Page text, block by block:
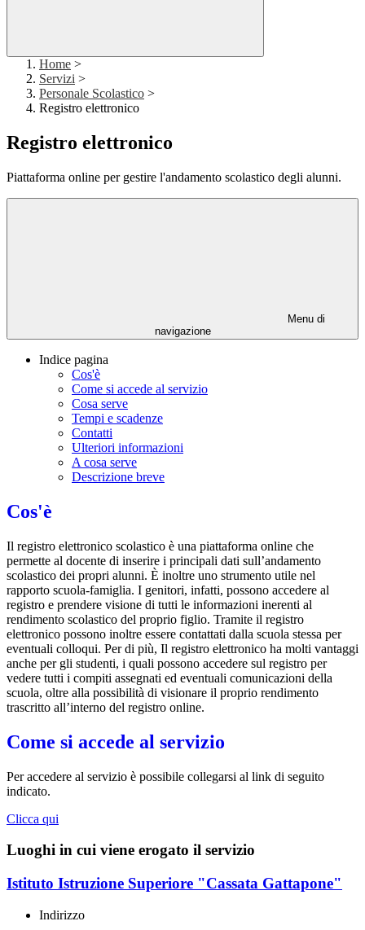
Home >
Servizi >
Personale Scolastico >
Registro elettronico
Registro elettronico
Piattaforma online per gestire l'andamento scolastico degli alunni.
Menu di
navigazione
Indice pagina
Cos'è
Come si accede al servizio
Cosa serve
Tempi e scadenze
Contatti
Ulteriori informazioni
A cosa serve
Descrizione breve
Cos'è
Il registro elettronico scolastico è una piattaforma online che
permette al docente di inserire i principali dati sull’andamento
scolastico dei propri alunni. È inoltre uno strumento utile nel
rapporto scuola-famiglia. I genitori, infatti, possono accedere al
registro e prendere visione di tutti le informazioni inerenti al
rendimento scolastico del proprio figlio. Tramite il registro
elettronico possono inoltre essere contattati dalla scuola stessa per
eventuali colloqui. Per di più, Il registro elettronico ha molti vantaggi
anche per gli studenti, i quali possono accedere sul registro per
vedere tutti i compiti assegnati ed eventuali comunicazioni della
scuola, oltre alla possibilità di visionare il proprio rendimento
trascritto all’interno del registro online.
Come si accede al servizio
Per accedere al servizio è possibile collegarsi al link di seguito
indicato.
Clicca qui
Luoghi in cui viene erogato il servizio
Istituto Istruzione Superiore "Cassata Gattapone"
Indirizzo